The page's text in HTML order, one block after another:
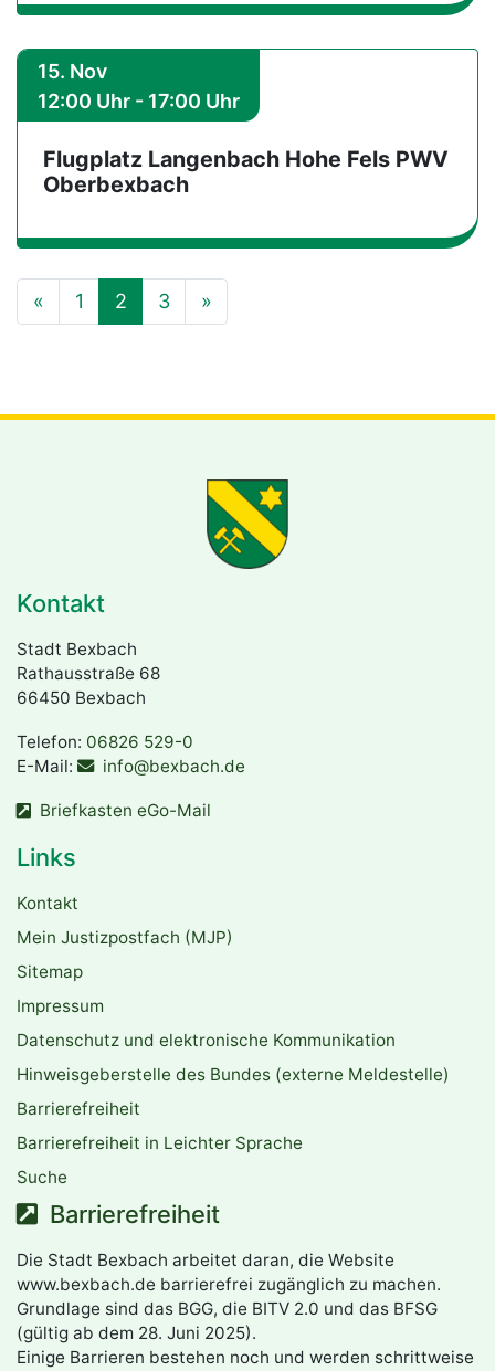
15. Nov
12:00 Uhr - 17:00 Uhr
Flugplatz Langenbach Hohe Fels PWV
Oberbexbach
«Vorherige
1 2 3 »Nächste
Kontakt
Stadt Bexbach
Rathausstraße 68
66450 Bexbach
Telefon: 06826 529-0
E-Mail:
info@bexbach.de
Briefkasten eGo-Mail
Links
Kontakt
Mein Justizpostfach (MJP)
Sitemap
Impressum
Datenschutz und elektronische Kommunikation
Hinweisgeberstelle des Bundes (externe Meldestelle)
Barrierefreiheit
Barrierefreiheit in Leichter Sprache
Suche
Barrierefreiheit
Die Stadt Bexbach arbeitet daran, die Website
www.bexbach.de barrierefrei zugänglich zu machen.
Grundlage sind das BGG, die BITV 2.0 und das BFSG
(gültig ab dem 28. Juni 2025).
Einige Barrieren bestehen noch und werden schrittweise